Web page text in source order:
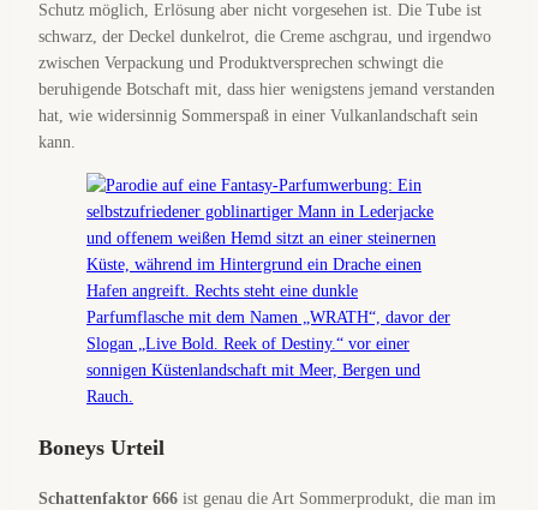
Schutz möglich, Erlösung aber nicht vorgesehen ist. Die Tube ist
schwarz, der Deckel dunkelrot, die Creme aschgrau, und irgendwo
zwischen Verpackung und Produktversprechen schwingt die
beruhigende Botschaft mit, dass hier wenigstens jemand verstanden
hat, wie widersinnig Sommerspaß in einer Vulkanlandschaft sein
kann.
Boneys Urteil
Schattenfaktor 666 ist genau die Art Sommerprodukt, die man im